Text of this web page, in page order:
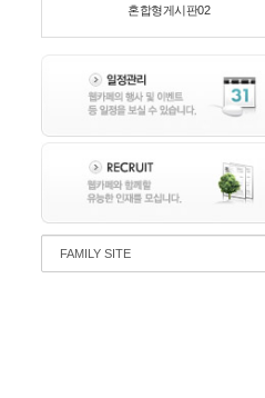
혼합형게시판02